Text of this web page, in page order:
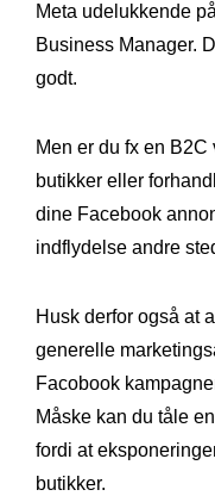
Meta udelukkende
Business Manager.
godt.
Men er du fx en
butikker eller
dine Facebook
indflydelse andre
Husk derfor også at
generelle
Facobook
Måske kan du tåle
fordi at
butikker.